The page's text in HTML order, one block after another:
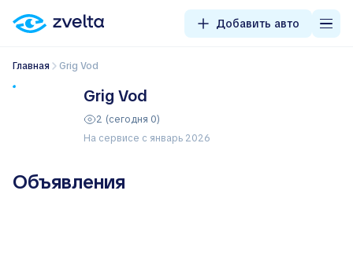
Добавить авто
Главная Grig Vod
Grig Vod
2 (сегодня 0)
На сервисе с январь 2026
Объявления